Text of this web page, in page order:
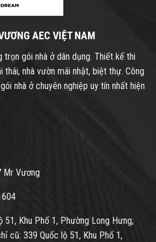
AEC VIỆT NAM
gói nhà ở dân dụng. Thiết kế thi
thái, nhà vườn mái nhật, biệt thự. Công
nhà ở chuyên nghiệp uy tín nhất hiện
Mr Vương
51, Khu Phố 1, Phường Long Hưng,
cũ: 339 Quốc lộ 51, Khu Phố 1,